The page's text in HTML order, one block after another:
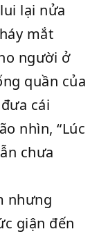
lại nửa
mắt
người ở
quần của
cái
nhìn, “Lúc
chưa
nhưng
giận đến